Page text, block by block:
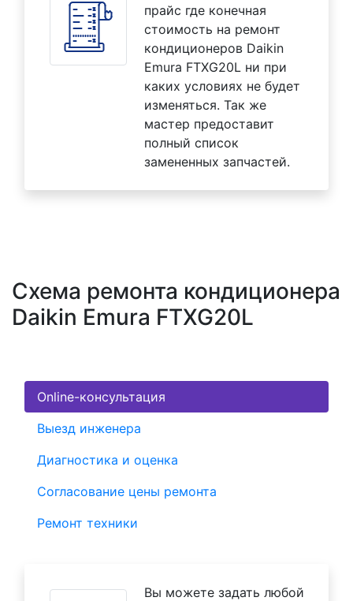
прайс где конечная
стоимость на ремонт
кондиционеров Daikin
Emura FTXG20L ни при
каких условиях не будет
изменяться. Так же
мастер предоставит
полный список
замененных запчастей.
Схема ремонта кондиционера
Daikin Emura FTXG20L
Online-консультация
Выезд инженера
Диагностика и оценка
Согласование цены ремонта
Ремонт техники
Вы можете задать любой